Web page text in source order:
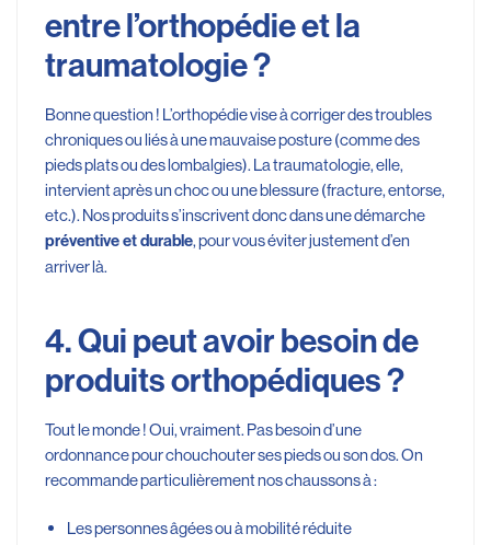
entre l’orthopédie et la
traumatologie ?
Bonne question ! L’orthopédie vise à corriger des troubles
chroniques ou liés à une mauvaise posture (comme des
pieds plats ou des lombalgies). La traumatologie, elle,
intervient après un choc ou une blessure (fracture, entorse,
etc.). Nos produits s’inscrivent donc dans une démarche
préventive et durable, pour vous éviter justement d’en
arriver là.
4. Qui peut avoir besoin de
produits orthopédiques ?
Tout le monde ! Oui, vraiment. Pas besoin d’une
ordonnance pour chouchouter ses pieds ou son dos. On
recommande particulièrement nos chaussons à :
Les personnes âgées ou à mobilité réduite